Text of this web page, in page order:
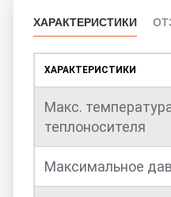
ХАРАКТЕРИСТИКИ
ХАРАКТЕРИСТИКИ
Макс.
теплоносителя
Максимальное